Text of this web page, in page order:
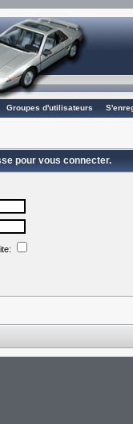
Groupes d'utilisateurs
pour vous connecter.